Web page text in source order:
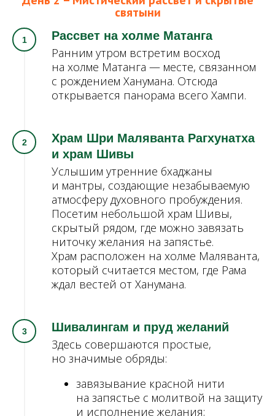
святыни
Рассвет на холме Матанга
Ранним утром встретим восход
на холме Матанга — месте, связанном
с рождением Ханумана. Отсюда
открывается панорама всего Хампи.
Храм Шри Маляванта Рагхунатха
и храм Шивы
Услышим утренние бхаджаны
и мантры, создающие незабываемую
атмосферу духовного пробуждения.
Посетим небольшой храм Шивы,
скрытый рядом, где можно завязать
ниточку желания на запястье.
Храм расположен на холме Маляванта,
который считается местом, где Рама
ждал вестей от Ханумана.
Шивалингам и пруд желаний
Здесь совершаются простые,
но значимые обряды:
завязывание красной нити
на запястье с молитвой на защиту
и исполнение желания;